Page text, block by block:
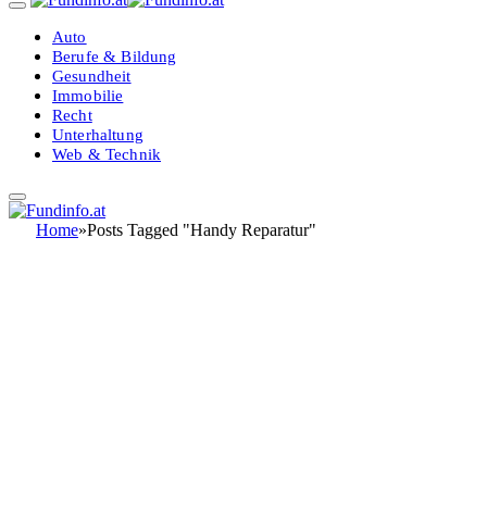
Auto
Berufe & Bildung
Gesundheit
Immobilie
Recht
Unterhaltung
Web & Technik
Home»Posts Tagged "Handy Reparatur"